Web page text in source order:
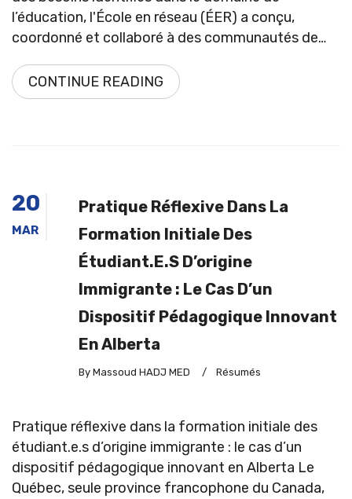
l’éducation, l'École en réseau (ÉER) a conçu,
coordonné et collaboré à des communautés de…
CONTINUE READING
20
MAR
Pratique Réflexive Dans La
Formation Initiale Des
Étudiant.e.s D’origine
Immigrante : Le Cas D’un
Dispositif Pédagogique Innovant
En Alberta
By Massoud HADJ MED / Résumés
Pratique réflexive dans la formation initiale des
étudiant.e.s d’origine immigrante : le cas d’un
dispositif pédagogique innovant en Alberta Le
Québec, seule province francophone du Canada,